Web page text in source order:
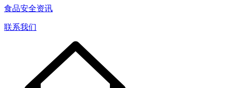
食品安全资讯
联系我们